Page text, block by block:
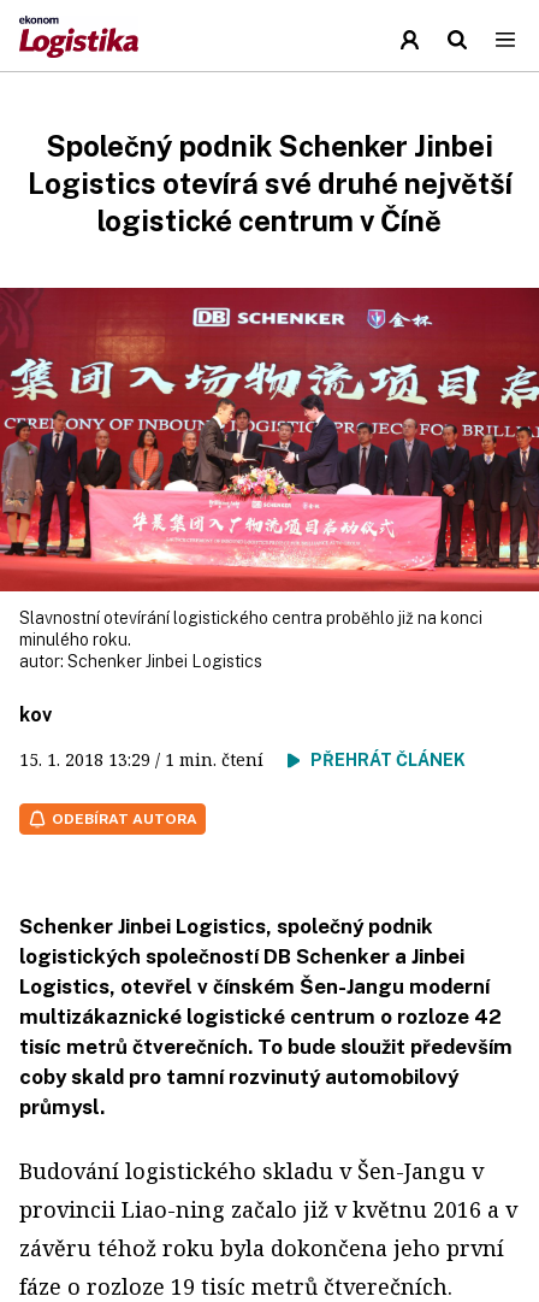
Společný podnik Schenker Jinbei
Logistics otevírá své druhé největší
logistické centrum v Číně
Slavnostní otevírání logistického centra proběhlo již na konci
minulého roku.
autor: Schenker Jinbei Logistics
kov
15. 1. 2018 13:29 / 1 min. čtení PŘEHRÁT ČLÁNEK
ODEBÍRAT AUTORA
Schenker Jinbei Logistics, společný podnik
logistických společností DB Schenker a Jinbei
Logistics, otevřel v čínském Šen-Jangu moderní
multizákaznické logistické centrum o rozloze 42
tisíc metrů čtverečních. To bude sloužit především
coby skald pro tamní rozvinutý automobilový
průmysl.
Budování logistického skladu v Šen-Jangu v
provincii Liao-ning začalo již v květnu 2016 a v
závěru téhož roku byla dokončena jeho první
fáze o rozloze 19 tisíc metrů čtverečních.